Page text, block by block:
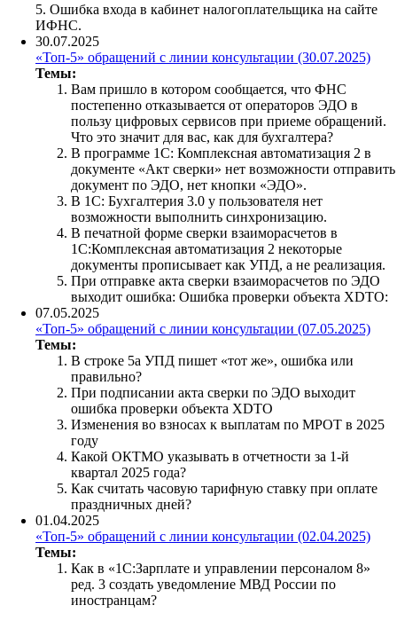
5. Ошибка входа в кабинет налогоплательщика на сайте
ИФНС.
30.07.2025
«Топ-5» обращений с линии консультации (30.07.2025)
Темы:
Вам пришло в котором сообщается, что ФНС
постепенно отказывается от операторов ЭДО в
пользу цифровых сервисов при приеме обращений.
Что это значит для вас, как для бухгалтера?
В программе 1С: Комплексная автоматизация 2 в
документе «Акт сверки» нет возможности отправить
документ по ЭДО, нет кнопки «ЭДО».
В 1С: Бухгалтерия 3.0 у пользователя нет
возможности выполнить синхронизацию.
В печатной форме сверки взаиморасчетов в
1С:Комплексная автоматизация 2 некоторые
документы прописывает как УПД, а не реализация.
При отправке акта сверки взаиморасчетов по ЭДО
выходит ошибка: Ошибка проверки объекта XDTO:
07.05.2025
«Топ-5» обращений с линии консультации (07.05.2025)
Темы:
В строке 5а УПД пишет «тот же», ошибка или
правильно?
При подписании акта сверки по ЭДО выходит
ошибка проверки объекта XDTO
Изменения во взносах к выплатам по МРОТ в 2025
году
Какой ОКТМО указывать в отчетности за 1-й
квартал 2025 года?
Как считать часовую тарифную ставку при оплате
праздничных дней?
01.04.2025
«Топ-5» обращений с линии консультации (02.04.2025)
Темы:
Как в «1С:Зарплате и управлении персоналом 8»
ред. 3 создать уведомление МВД России по
иностранцам?